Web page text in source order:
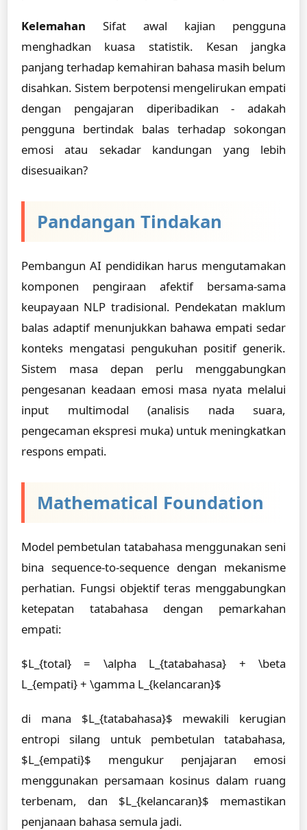
Kelemahan Sifat awal kajian pengguna
menghadkan kuasa statistik. Kesan jangka
panjang terhadap kemahiran bahasa masih belum
disahkan. Sistem berpotensi mengelirukan empati
dengan pengajaran diperibadikan - adakah
pengguna bertindak balas terhadap sokongan
emosi atau sekadar kandungan yang lebih
disesuaikan?
Pandangan Tindakan
Pembangun AI pendidikan harus mengutamakan
komponen pengiraan afektif bersama-sama
keupayaan NLP tradisional. Pendekatan maklum
balas adaptif menunjukkan bahawa empati sedar
konteks mengatasi pengukuhan positif generik.
Sistem masa depan perlu menggabungkan
pengesanan keadaan emosi masa nyata melalui
input multimodal (analisis nada suara,
pengecaman ekspresi muka) untuk meningkatkan
respons empati.
Mathematical Foundation
Model pembetulan tatabahasa menggunakan seni
bina sequence-to-sequence dengan mekanisme
perhatian. Fungsi objektif teras menggabungkan
ketepatan tatabahasa dengan pemarkahan
empati:
$L_{total} = \alpha L_{tatabahasa} + \beta
L_{empati} + \gamma L_{kelancaran}$
di mana $L_{tatabahasa}$ mewakili kerugian
entropi silang untuk pembetulan tatabahasa,
$L_{empati}$ mengukur penjajaran emosi
menggunakan persamaan kosinus dalam ruang
terbenam, dan $L_{kelancaran}$ memastikan
penjanaan bahasa semula jadi.